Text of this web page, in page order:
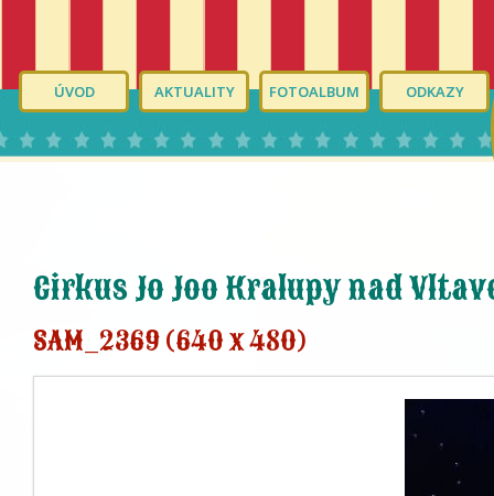
ÚVOD AKTUALITY FOTOALBUM ODKAZY
Cirkus Jo Joo Kralupy nad
SAM_2369 (640 x 480)